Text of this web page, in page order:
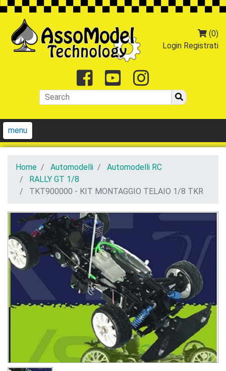
(0)
Login Registrati
Facebook
Youtube
menu
Home Automodelli
Automodelli RC
RALLY GT 1/8
TKT900000 - KIT MONTAGGIO TELAIO 1/8 TKR